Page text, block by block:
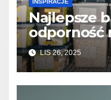
INSPIRACJE
Najlepsze
odporność
LIS 26, 2025